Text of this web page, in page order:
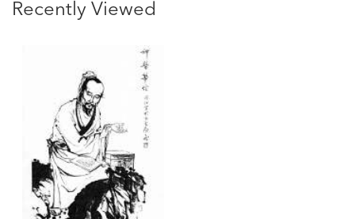
Recently Viewed